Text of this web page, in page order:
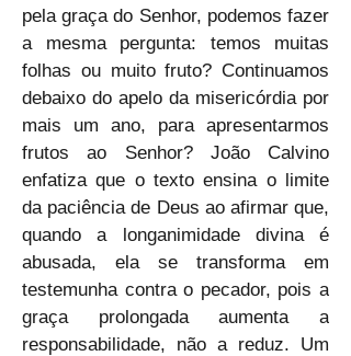
pela graça do Senhor, podemos fazer
a mesma pergunta: temos muitas
folhas ou muito fruto? Continuamos
debaixo do apelo da misericórdia por
mais um ano, para apresentarmos
frutos ao Senhor? João Calvino
enfatiza que o texto ensina o limite
da paciência de Deus ao afirmar que,
quando a longanimidade divina é
abusada, ela se transforma em
testemunha contra o pecador, pois a
graça prolongada aumenta a
responsabilidade, não a reduz. Um